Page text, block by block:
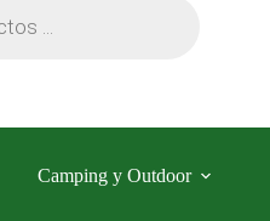
Camping y Outdoor